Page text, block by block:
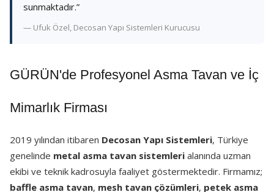
sunmaktadır.”
— Ufuk Özel, Decosan Yapı Sistemleri Kurucusu
GÜRÜN'de Profesyonel Asma Tavan ve İç
Mimarlık Firması
2019 yılından itibaren Decosan Yapı Sistemleri, Türkiye
genelinde metal asma tavan sistemleri alanında uzman
ekibi ve teknik kadrosuyla faaliyet göstermektedir. Firmamız;
baffle asma tavan, mesh tavan çözümleri, petek asma